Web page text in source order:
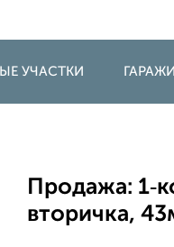
УЧАСТКИ
Продажа:
вторичка,